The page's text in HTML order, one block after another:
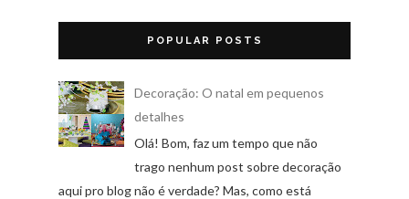
POPULAR POSTS
Decoração: O natal em pequenos
detalhes
Olá! Bom, faz um tempo que não
trago nenhum post sobre decoração
aqui pro blog não é verdade? Mas, como está